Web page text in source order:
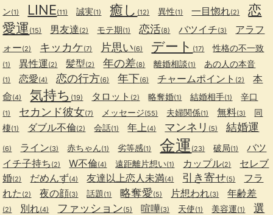
ン(1) LINE(11) 誠実(1) 癒し (12) 異性(1) 一目惚れ(2)
恋
愛運 (15) 男友達(2) モテ期(1) 恋活(8) バツイチ(3)
アラフ
ォー(2) キッカケ(7) 片思い(6) デート (17) 性格の不一致
(1) 異性運(2) 髪型(2) 年の差(8) 離婚相談(1) あの人の本音
(1) 恋愛(4) 恋の行方(6) 年下(6) チャームポイント (2)
本
命(4) 気持ち (19) タロット (2) 略奪婚(1) 結婚相手(1) 辛口
(1) セカンド彼女(7) メッセージ(55) 夫婦関係(1) 無料(3)
同
棲(1) ダブル不倫(2) 会話(1) 年上 (4) マンネリ (5) 結婚運
(6) ライン(3) 赤ちゃん(1) 劣等感(1) 金運 (23) 破局(1)
バツ
イチ子持ち (2) W不倫(4) 遠距離片想い(1) カップル(2)
セレブ
婚(2) だめんず(4) 友達以上恋人未満(4) 引き寄せ(5)
フラ
れた (2) 夜の顔(3) 話題(1) 略奪愛(5) 片想われ(3) 年齢差
(2) 別れ(4) ファッション(5) 喧嘩(3) 天使(1) 美容運(1)
選